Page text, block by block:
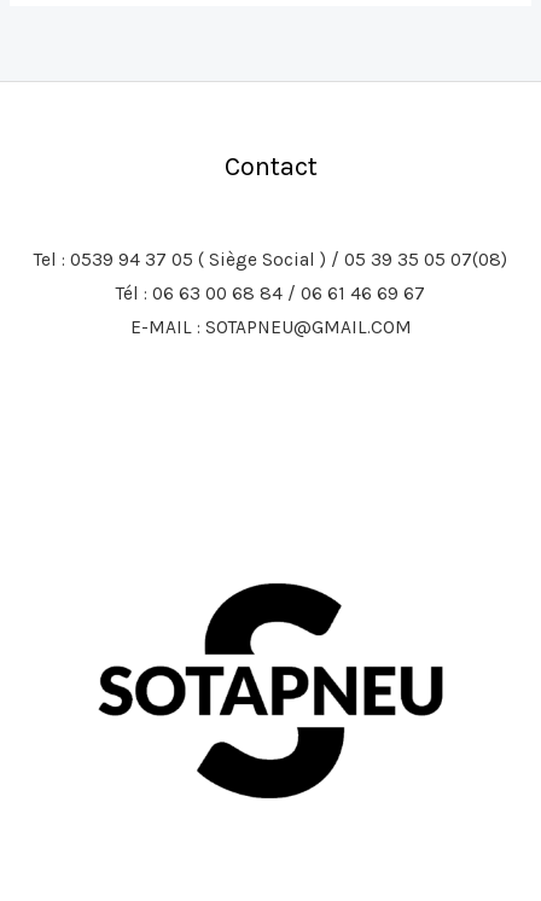
Contact
Tel : 0539 94 37 05 ( Siège Social ) / 05 39 35 05 07(08)
Tél : 06 63 00 68 84 / 06 61 46 69 67
E-MAIL : SOTAPNEU@GMAIL.COM